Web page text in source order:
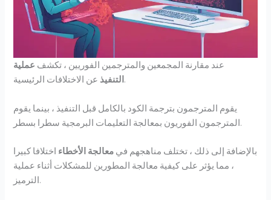
عند مقارنة المجمعين والمترجمين الفوريين ، تكشف عملية
التنفيذ عن الاختلافات الرئيسية.
يقوم المترجمون بترجمة الكود بالكامل قبل التنفيذ ، بينما يقوم
المترجمون الفوريون بمعالجة التعليمات البرمجية سطرا بسطر.
بالإضافة إلى ذلك ، تختلف مناهجهم في معالجة الأخطاء اختلافا كبيرا
، مما يؤثر على كيفية معالجة المطورين للمشكلات أثناء عملية
الترميز.